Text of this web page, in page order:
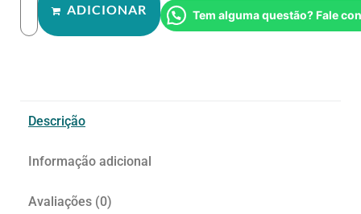
ADICIONAR Tem alguma questão? Fale
Descrição
Informação adicional
Avaliações (0)